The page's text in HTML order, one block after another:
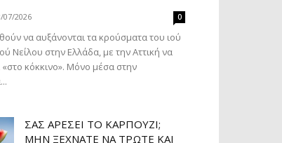
07/2026 0
να αυξάνονται τα κρούσματα του ιού
Νείλου στην Ελλάδα, με την Αττική να
«στο κόκκινο». Μόνο μέσα στην
ΣΑΣ ΑΡΈΣΕΙ ΤΟ ΚΑΡΠΟΎΖΙ;
ΜΗΝ ΞΕΧΝΆΤΕ ΝΑ ΤΡΏΤΕ ΚΑΙ